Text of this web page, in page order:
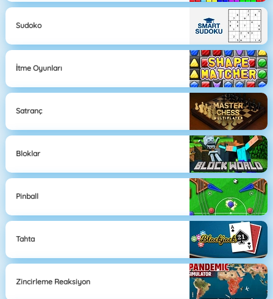
Sudoko
İtme Oyunları
Satranç
Bloklar
Pinball
Tahta
Zincirleme Reaksiyon